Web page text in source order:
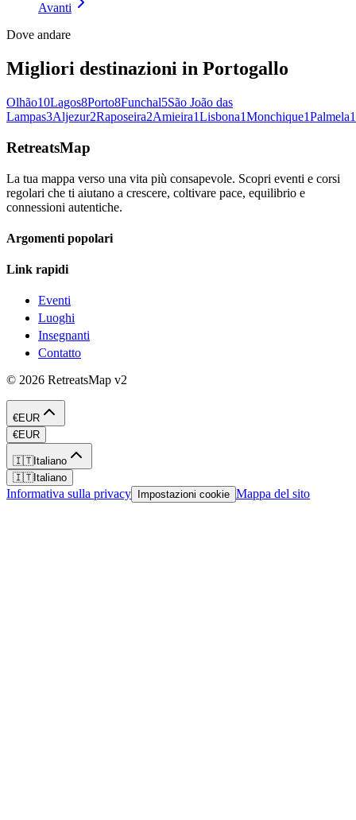
Avanti
Dove andare
Migliori destinazioni in Portogallo
Olhão10Lagos8Porto8Funchal5São João das
Lampas3Aljezur2Raposeira2Amieira1Lisbona1Monchique1Palmela1
RetreatsMap
La tua mappa verso una vita più consapevole. Scopri eventi e corsi
regolari che ti aiutano a crescere, coltivare pace, equilibrio e
connessioni autentiche.
Argomenti popolari
Link rapidi
Eventi
Luoghi
Insegnanti
Contatto
© 2026 RetreatsMap v2
€EUR
€EUR
🇮🇹Italiano
🇮🇹Italiano
Informativa sulla privacy Impostazioni cookie Mappa del sito